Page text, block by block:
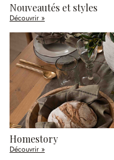
Nouveautés et styles
Découvrir »
Homestory
Découvrir »